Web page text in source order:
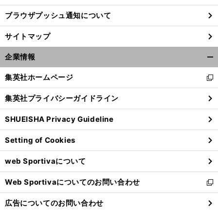
ブラウザプッシュ通知について
サイトマップ
企業情報
閉
る
集英社ホームページ
新
し
い
ウ
ィ
ン
ド
ウ
で
開
く
集英社プライバシーガイドライン
SHUEISHA Privacy Guideline
Setting of Cookies
web Sportivaについて
Web Sportivaについてのお問い合わせ
新
し
い
広告についてのお問い合わせ